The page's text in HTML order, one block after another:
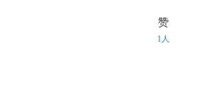
赞
1人